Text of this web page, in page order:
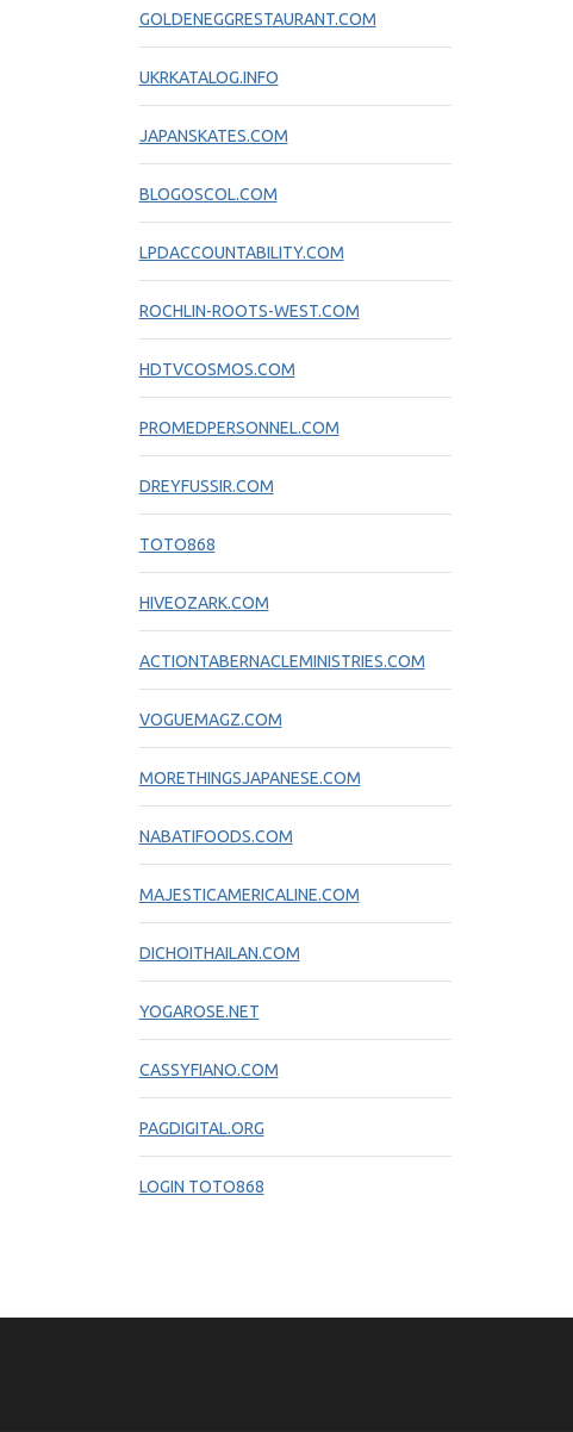
GOLDENEGGRESTAURANT.COM
UKRKATALOG.INFO
JAPANSKATES.COM
BLOGOSCOL.COM
LPDACCOUNTABILITY.COM
ROCHLIN-ROOTS-WEST.COM
HDTVCOSMOS.COM
PROMEDPERSONNEL.COM
DREYFUSSIR.COM
TOTO868
HIVEOZARK.COM
ACTIONTABERNACLEMINISTRIES.COM
VOGUEMAGZ.COM
MORETHINGSJAPANESE.COM
NABATIFOODS.COM
MAJESTICAMERICALINE.COM
DICHOITHAILAN.COM
YOGAROSE.NET
CASSYFIANO.COM
PAGDIGITAL.ORG
LOGIN TOTO868